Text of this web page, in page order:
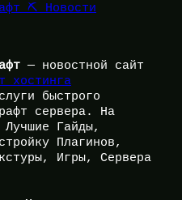
⛏️ Новости
— новостной сайт
хостинга
быстрого
сервера. На
Гайды,
Плагинов,
Игры, Сервера